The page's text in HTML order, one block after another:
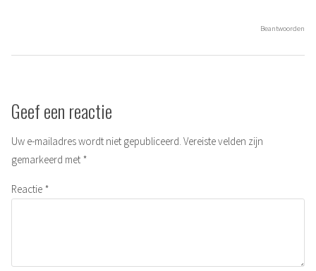
Beantwoorden
Geef een reactie
Uw e-mailadres wordt niet gepubliceerd. Vereiste velden zijn
gemarkeerd met *
Reactie *